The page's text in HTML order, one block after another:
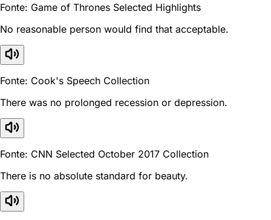
Fonte: Game of Thrones Selected Highlights
No reasonable person would find that acceptable.
Fonte: Cook's Speech Collection
There was no prolonged recession or depression.
Fonte: CNN Selected October 2017 Collection
There is no absolute standard for beauty.